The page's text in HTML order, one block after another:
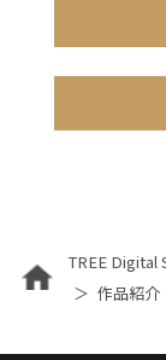
TREE Digital
作品紹介